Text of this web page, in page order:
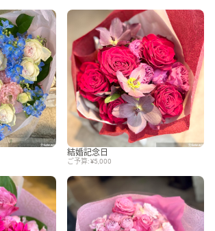
結婚記念日
ご予算: ¥5,000